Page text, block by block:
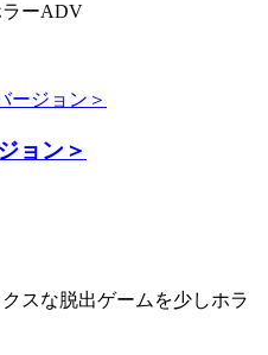
ラーADV
ョン＞
スな脱出ゲームを少しホラ